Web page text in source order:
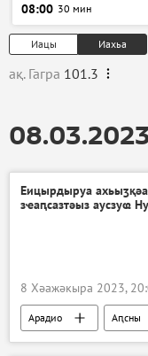
08:00 30 мин
Иацы Иахьа
ақ. Гагра 101.3
Еицырдыруа
зҽаԥсазтәыз аусзуҩ
8 Хәажәкыра 2023,
Арадио Аԥсны